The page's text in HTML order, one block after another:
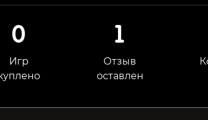
0
Игр
1
Отзыв
оставлен